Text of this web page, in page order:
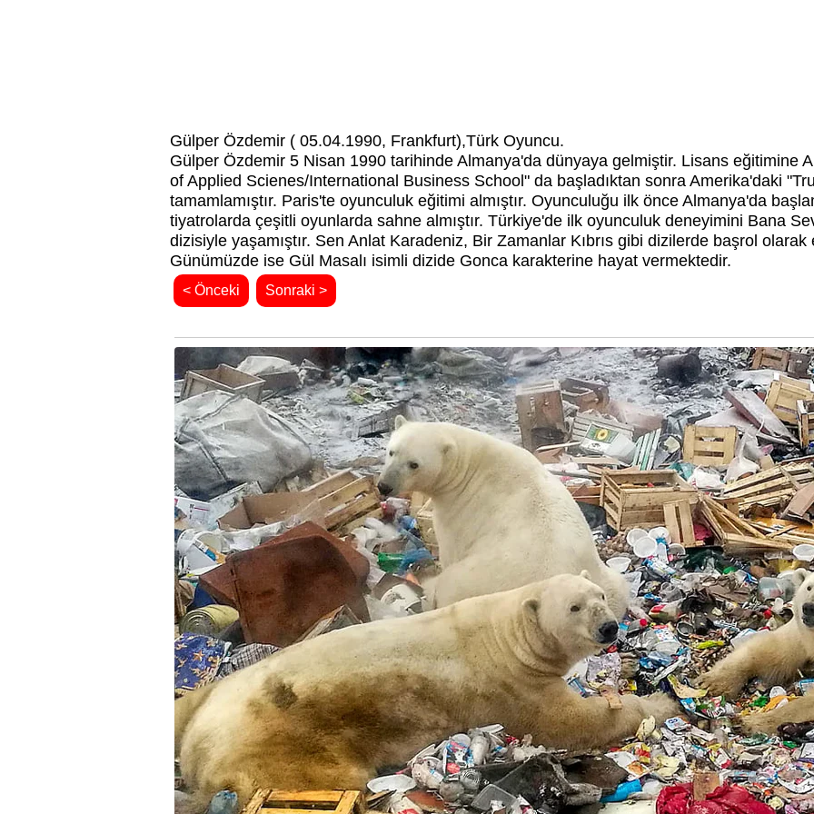
Gülper Özdemir ( 05.04.1990, Frankfurt),Türk Oyuncu.
Gülper Özdemir 5 Nisan 1990 tarihinde Almanya'da dünyaya gelmiştir. Lisans eğitimine
of Applied Scienes/International Business School" da başladıktan sonra Amerika'daki
tamamlamıştır. Paris'te oyunculuk eğitimi almıştır. Oyunculuğu ilk önce Almanya'da
tiyatrolarda çeşitli oyunlarda sahne almıştır. Türkiye'de ilk oyunculuk deneyimini Bana
dizisiyle yaşamıştır. Sen Anlat Karadeniz, Bir Zamanlar Kıbrıs gibi dizilerde başrol olarak
Günümüzde ise Gül Masalı isimli dizide Gonca karakterine hayat vermektedir.
< Önceki Sonraki >